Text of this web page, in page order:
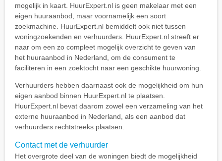
mogelijk in kaart. HuurExpert.nl is geen makelaar met een
eigen huuraanbod, maar voornamelijk een soort
zoekmachine. HuurExpert.nl bemiddelt ook niet tussen
woningzoekenden en verhuurders. HuurExpert.nl streeft er
naar om een zo compleet mogelijk overzicht te geven van
het huuraanbod in Nederland, om de consument te
faciliteren in een zoektocht naar een geschikte huurwoning.
Verhuurders hebben daarnaast ook de mogelijkheid om hun
eigen aanbod binnen HuurExpert.nl te plaatsen.
HuurExpert.nl bevat daarom zowel een verzameling van het
externe huuraanbod in Nederland, als een aanbod dat
verhuurders rechtstreeks plaatsen.
Contact met de verhuurder
Het overgrote deel van de woningen biedt de mogelijkheid